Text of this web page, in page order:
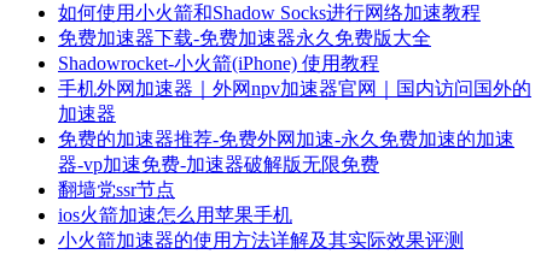
如何使用小火箭和Shadow Socks进行网络加速教程
免费加速器下载-免费加速器永久免费版大全
Shadowrocket-小火箭(iPhone) 使用教程
手机外网加速器｜外网npv加速器官网｜国内访问国外的
加速器
免费的加速器推荐-免费外网加速-永久免费加速的加速
器-vp加速免费-加速器破解版无限免费
翻墙党ssr节点
ios火箭加速怎么用苹果手机
小火箭加速器的使用方法详解及其实际效果评测